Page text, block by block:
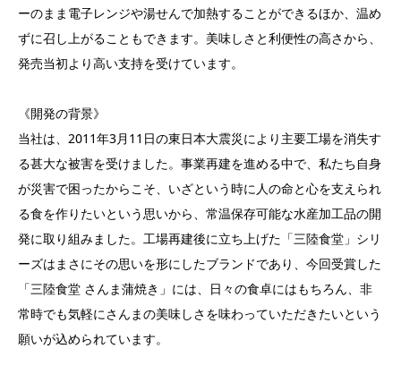
ーのまま電子レンジや湯せんで加熱することができるほか、温め
ずに召し上がることもできます。美味しさと利便性の高さから、
発売当初より高い支持を受けています。
《開発の背景》
当社は、2011年3月11日の東日本大震災により主要工場を消失す
る甚大な被害を受けました。事業再建を進める中で、私たち自身
が災害で困ったからこそ、いざという時に人の命と心を支えられ
る食を作りたいという思いから、常温保存可能な水産加工品の開
発に取り組みました。工場再建後に立ち上げた「三陸食堂」シリ
ーズはまさにその思いを形にしたブランドであり、今回受賞した
「三陸食堂 さんま蒲焼き」には、日々の食卓にはもちろん、非
常時でも気軽にさんまの美味しさを味わっていただきたいという
願いが込められています。